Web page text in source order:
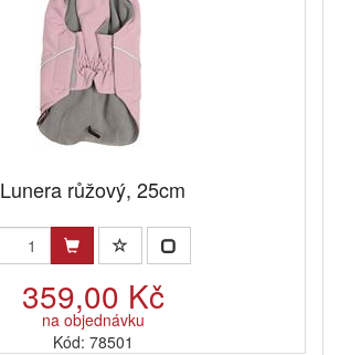
Lunera růžový, 25cm
359,00 Kč
na objednávku
Kód: 78501